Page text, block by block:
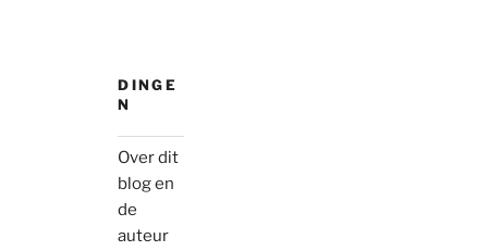
DINGE
N
Over dit
blog en
de
auteur